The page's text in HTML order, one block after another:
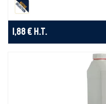
1,88 € H.T.